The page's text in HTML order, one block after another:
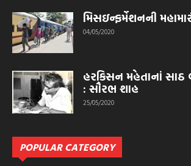
મિસઇન્ફર્મેશનની
04/05/2020
હરકિસન મહેતાનાં સાઠ
: સૌરભ શાહ
25/05/2020
POPULAR CATEGORY